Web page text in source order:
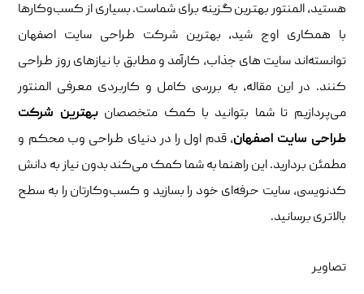
هستید، المنتور بهترین گزینه برای شماست. بسیاری از کسب‌وکارها
با همکاری اوج شید، بهترین شرکت طراحی سایت اصفهان
توانسته‌اند سایت‌ های جذاب، کارآمد و مطابق با نیازهای روز طراحی
کنند. در این مقاله، به بررسی کامل و کاربردی معرفی المنتور
می‌پردازیم تا شما بتوانید با کمک متخصصانبهترین شرکت
طراحی سایت اصفهان، قدم اول را در دنیای طراحی وب محکم و
مطمئن بردارید. این راهنما به شما کمک می‌کند بدون نیاز به دانش
کدنویسی، سایت حرفه‌ای خود را بسازید و کسب‌وکارتان را به سطح
بالاتری برسانید.
تصاویر